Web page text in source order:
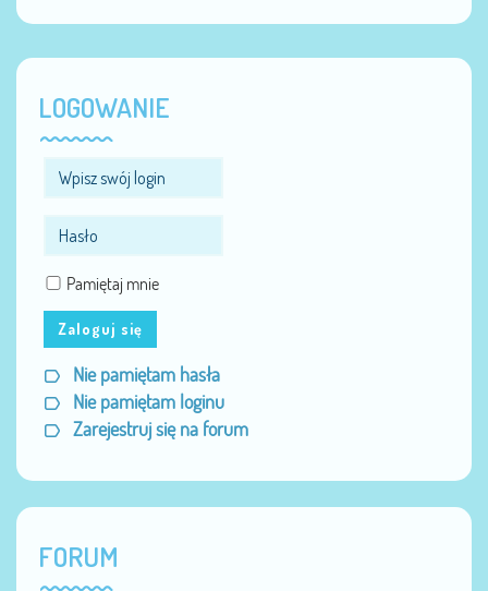
LOGOWANIE
Pamiętaj mnie
Zaloguj się
Nie pamiętam hasła
Nie pamiętam loginu
Zarejestruj się na forum
FORUM